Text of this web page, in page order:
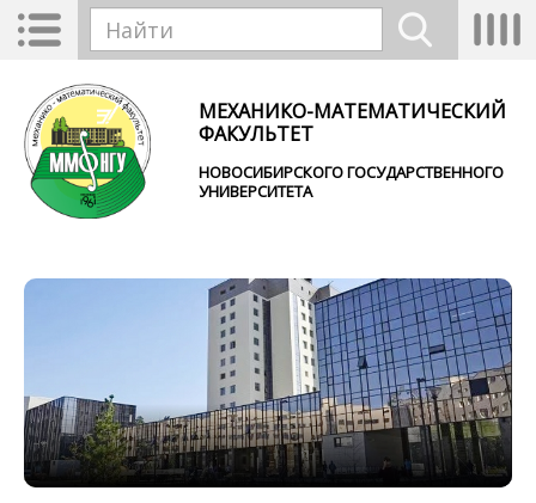
Перейти к основному содержанию
Toggle
navigation
Форма поиска
МЕХАНИКО-МАТЕМАТИЧЕСКИЙ
ФАКУЛЬТЕТ
НОВОСИБИРСКОГО ГОСУДАРСТВЕННОГО
УНИВЕРСИТЕТА